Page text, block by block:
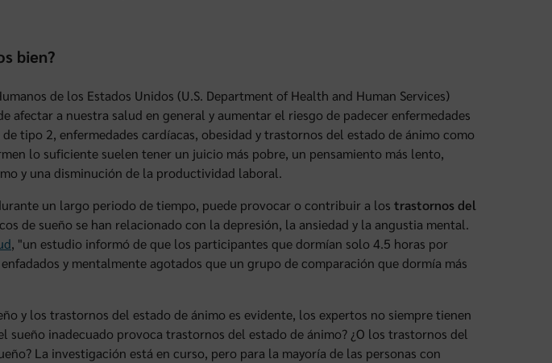
bien?
de los Estados Unidos (U.S. Department of Health and Human Services)
afectar a nuestra salud en general y aumentar el riesgo de padecer enfermedades
tipo 2, enfermedades cardíacas, obesidad y trastornos del estado de ánimo como
lo suficiente suelen tener un juicio más pobre, un pensamiento más lento,
y una disminución de la productividad laboral.
un largo periodo de tiempo, puede provocar o contribuir a los trastornos del
de sueño se han relacionado con la depresión, la ansiedad y la angustia mental.
, "un estudio informó de que los participantes que dormían solo 4.5 horas por
y mentalmente agotados que un grupo de comparación que dormía más
y los trastornos del estado de ánimo es evidente, los expertos no siempre tienen
sueño inadecuado provoca trastornos del estado de ánimo? ¿O los trastornos del
La investigación está en curso, pero para la mayoría de las personas con